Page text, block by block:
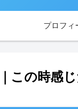
プロフィ
この時感